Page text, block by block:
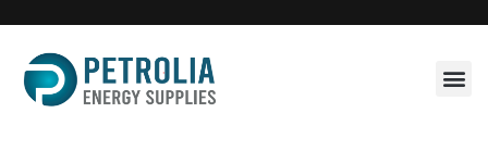
Skip
to
content